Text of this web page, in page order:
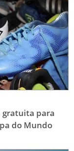
gratuita para
do Mundo